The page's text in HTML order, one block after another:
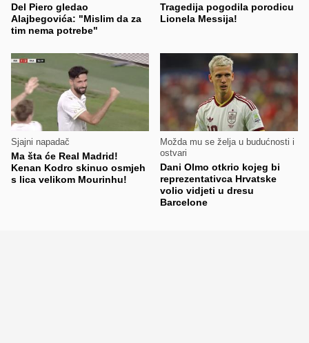
Del Piero gledao
Alajbegovića: "Mislim da za
tim nema potrebe"
Tragedija pogodila porodicu
Lionela Messija!
Sjajni napadač
Ma šta će Real Madrid!
Kenan Kodro skinuo osmjeh
s lica velikom Mourinhu!
Možda mu se želja u budućnosti i
ostvari
Dani Olmo otkrio kojeg bi
reprezentativca Hrvatske
volio vidjeti u dresu
Barcelone